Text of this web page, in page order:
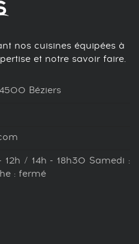
nos cuisines équipées à
et notre savoir faire.
Béziers
12h / 14h - 18h30 Samedi :
: fermé